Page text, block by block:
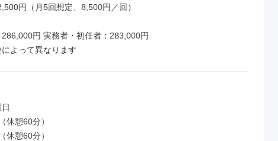
円（月5回想定、8,500円／回）
円 実務者・初任者：283,000円
よって異なります
休憩60分）
休憩60分）